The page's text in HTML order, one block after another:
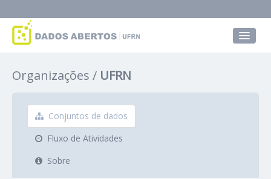
Grupos
Sobre
Organizações UFRN
Conjuntos de dados
Fluxo de Atividades
Sobre